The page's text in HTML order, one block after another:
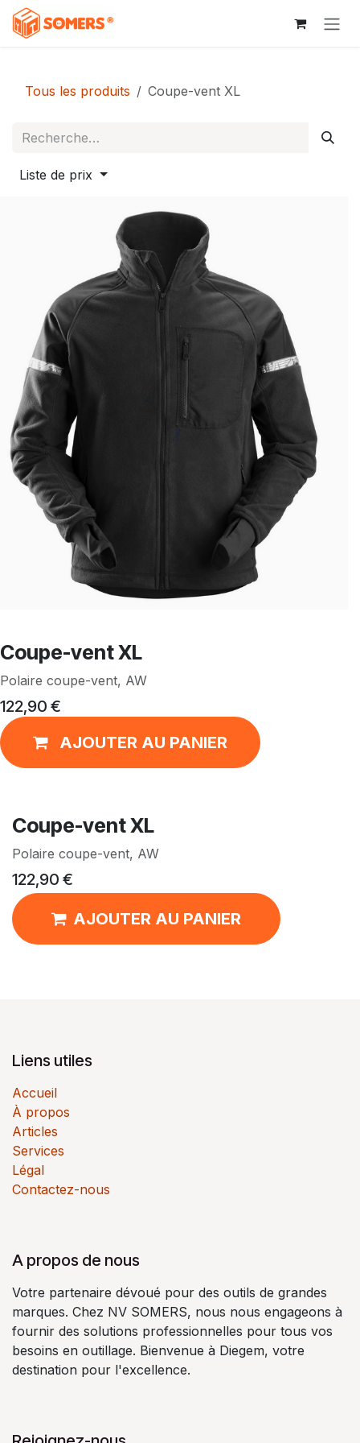
Se rendre au contenu
Tous les produits Coupe-vent XL
Liste de prix
Coupe-vent XL
Polaire coupe-vent, AW
122,90 €
AJOUTER AU PANIER
Coupe-vent XL
Polaire coupe-vent, AW
122,90 €
AJOUTER AU PANIER
Liens utiles
Accueil
À propos
Articles
Services
Légal
Contactez-nous
A propos de nous
Votre partenaire dévoué pour des outils de grandes
marques. Chez NV SOMERS, nous nous engageons à
fournir des solutions professionnelles pour tous vos
besoins en outillage. Bienvenue à Diegem, votre
destination pour l'excellence.